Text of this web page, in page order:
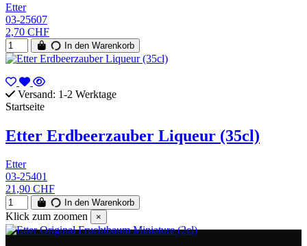
Etter
03-25607
2,70 CHF
In den Warenkorb
Versand: 1-2 Werktage
Startseite
Etter Erdbeerzauber Liqueur (35cl)
Etter
03-25401
21,90 CHF
In den Warenkorb
Klick zum zoomen ×